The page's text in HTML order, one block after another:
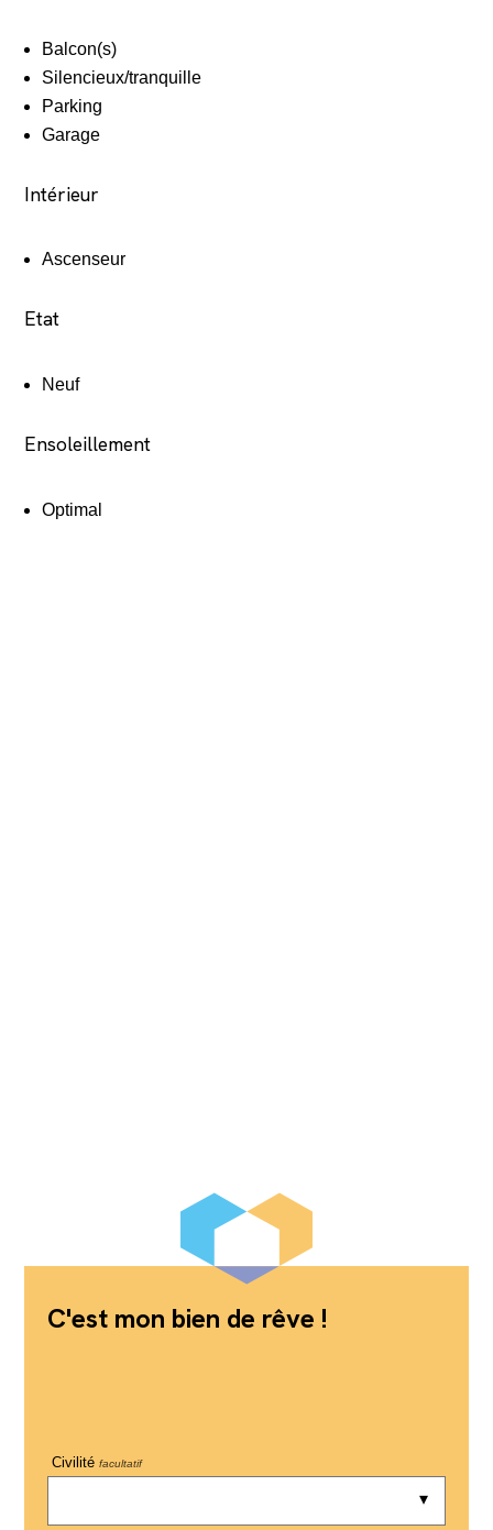
Balcon(s)
Silencieux/tranquille
Parking
Garage
Intérieur
Ascenseur
Etat
Neuf
Ensoleillement
Optimal
C'est mon bien de rêve !
Civilité facultatif